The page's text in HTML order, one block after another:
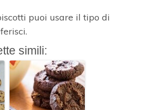
puoi usare il tipo di
simili: